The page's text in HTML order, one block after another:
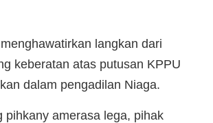
langkan dari
keberatan atas putusan KPPU
dalam pengadilan Niaga.
pihkany amerasa lega, pihak